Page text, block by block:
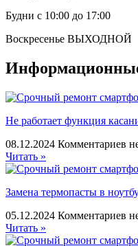
Будни с 10:00 до 17:00
Воскресенье ВЫХОДНОЙ
Не работает функция
08.12.2024 Комментариев
Читать »
Замена термопасты в
05.12.2024 Комментариев
Читать »